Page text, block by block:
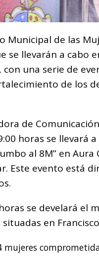
Municipal de las
se llevarán a cabo
una serie de
de los
de
horas se llevará
al 8M” en Aura
Este evento está
se develará el
en